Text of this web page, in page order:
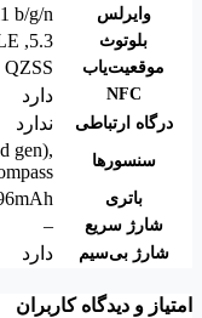
وایرلس b/g/n
بلوتوث 5.3
,
موقعیت‌یاب
NFC دارد
درگاه ارتباطی ندارد
سنسورها
gen),
باتری
شارژ سریع –
شارژ بی‌سیم دارد
امتیاز و دیدگاه کاربران